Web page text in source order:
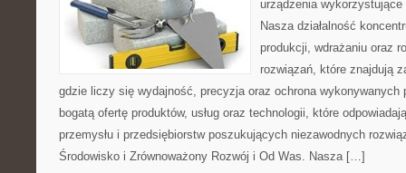
urządzenia
Nasza działalność
produkcji, wdrażaniu oraz
rozwiązań, które znajdują
gdzie liczy się wydajność, precyzja oraz ochrona wykonywanych
bogatą ofertę produktów, usług oraz technologii, które
przemysłu i przedsiębiorstw poszukujących niezawodnych
Środowisko i Zrównoważony Rozwój i Od Was. Nasza […]